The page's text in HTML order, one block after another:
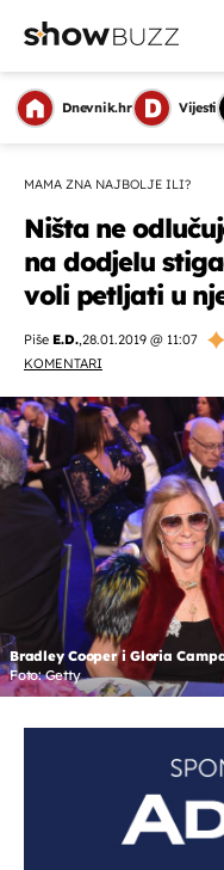
Dnevnik.hr Vijesti
MAMA ZNA NAJBOLJE ILI?
Ništa ne
na dodjelu
voli petljati u
Piše E.D.,28.01.2019 @ 11:07
KOMENTARI
Bradley Cooper i Gloria
Foto: Getty